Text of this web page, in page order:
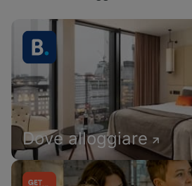
Dove alloggiare